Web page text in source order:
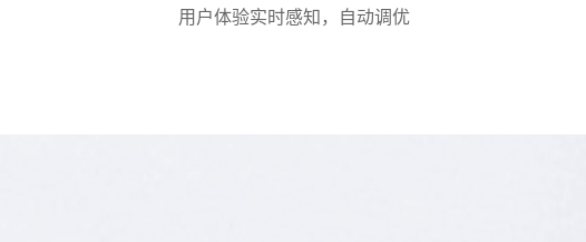
用户体验实时感知，自动调优